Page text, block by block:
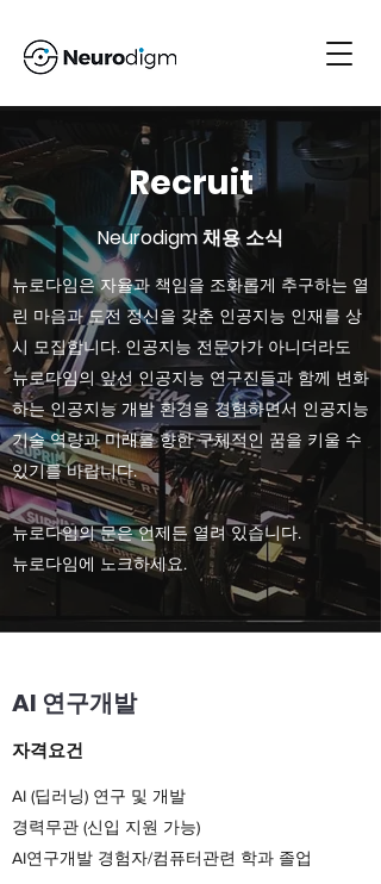
Recruit
Neurodigm 채용 소식
뉴로다임은 자율과 책임을 조화롭게 추구하는 열
린 마음과 도전 정신을 갖춘 인공지능 인재를 상
시 모집합니다. 인공지능 전문가가 아니더라도
뉴로다임의 앞선 인공지능 연구진들과 함께 변화
하는 인공지능 개발 환경을 경험하면서 인공지능
기술 역량과 미래를 향한 구체적인 꿈을 키울 수
있기를 바랍니다.
뉴로다임의 문은 언제든 열려 있습니다.
뉴로다임에 노크하세요.
AI 연구개발
자격요건
AI (딥러닝) 연구 및 개발
경력무관 (신입 지원 가능)
AI연구개발 경험자/컴퓨터관련 학과 졸업